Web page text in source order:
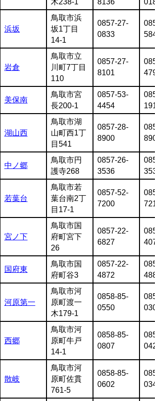
浜坂
鳥取市浜
坂1丁目
14-1
0857-27-
0833
岩倉
鳥取市立
川町7丁目
110
0857-27-
8101
美保南
鳥取市宮
長200-1
0857-53-
4454
湖山西
鳥取市湖
山町西1丁
目541
0857-28-
8900
中ノ郷
鳥取市円
護寺268
0857-26-
3536
若葉台
鳥取市若
葉台南2丁
目17-1
0857-52-
7200
宮ノ下
鳥取市国
府町宮下
26
0857-22-
6827
国府東
鳥取市国
府町谷3
0857-22-
4872
河原第一
鳥取市河
原町渡一
木179-1
0858-85-
0550
西郷
鳥取市河
原町牛戸
14-1
0858-85-
0807
散岐
鳥取市河
原町佐貫
761-5
0858-85-
0602